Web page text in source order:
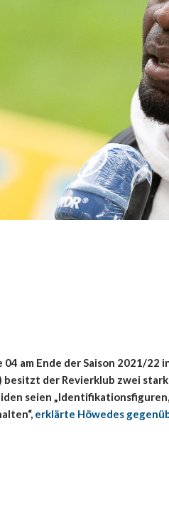
04 am Ende der Saison 2021/
besitzt der Revierklub zwei
seien
erklärte Höwedes